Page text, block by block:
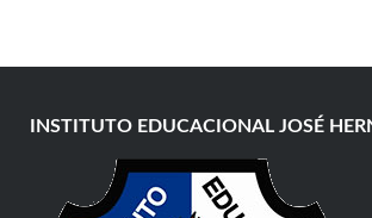
INSTITUTO EDUCACIONAL JOSÉ